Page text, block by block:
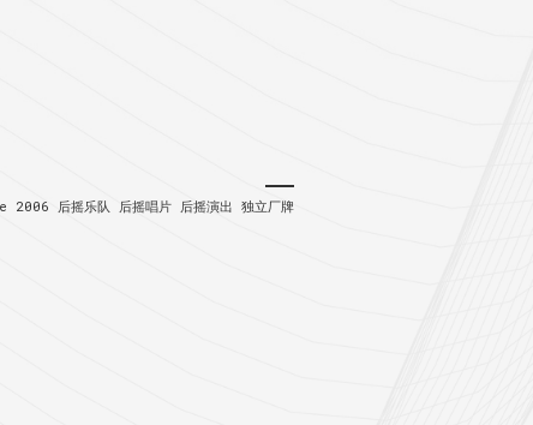
2006 后摇乐队 后摇唱片 后摇演出 独立厂牌